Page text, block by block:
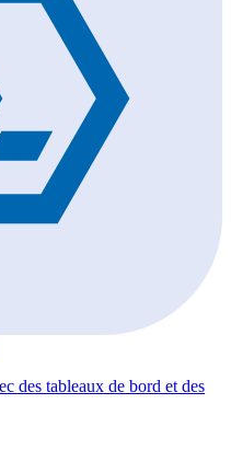
des tableaux de bord et des